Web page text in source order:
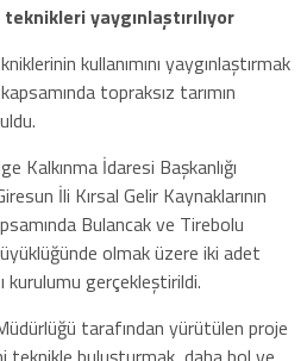
yaygınlaştırılıyor
kullanımını yaygınlaştırmak
topraksız tarımın
Kalkınma İdaresi Başkanlığı
İli Kırsal Gelir Kaynaklarının
Bulancak ve Tirebolu
olmak üzere iki adet
kurulumu gerçekleştirildi.
tarafından yürütülen proje